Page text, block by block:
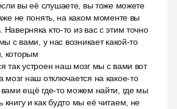
вы её слушаете, вы тоже можете
не понять, на каком моменте вы
кто-то из вас с этим точно
с вами, у нас возникает какой-то
которым
так устроен наш мозг мы с вами вот
мозг наш отключается на какое-то
ещё где-то можем найти, где мы
книгу и как будто мы её читаем, не